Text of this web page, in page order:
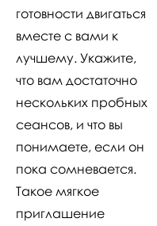
готовности двигаться
вместе с вами к
лучшему. Укажите,
что вам достаточно
нескольких пробных
сеансов, и что вы
понимаете, если он
пока сомневается.
Такое мягкое
приглашение